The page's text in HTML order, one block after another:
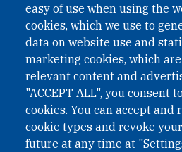
easy of use when using the
cookies, which we use to
data on website use and
marketing cookies, which
relevant content and
"ACCEPT ALL", you consent
cookies. You can accept
cookie types and revoke
future at any time at
QUICK LINKS
QUICK LINKS
PRIVACY
ACCESSIBILITY
REGIMEN TRIBUTARIO